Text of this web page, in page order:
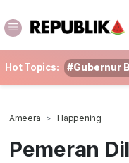
Hot Topics: #Gubernur
Ameera Happening
Pemeran